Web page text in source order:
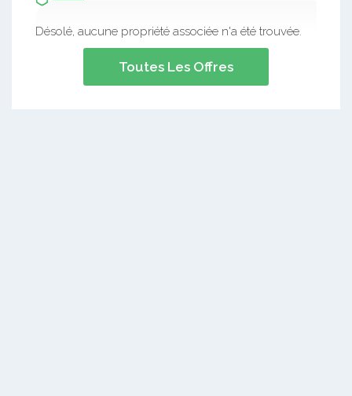
Désolé, aucune propriété associée n'a été trouvée.
Toutes Les Offres